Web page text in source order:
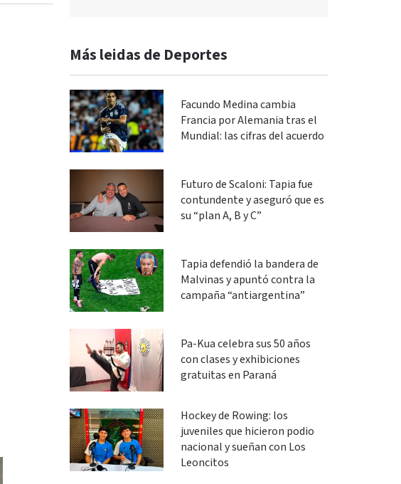
Más leidas de Deportes
Facundo Medina cambia
Francia por Alemania tras el
Mundial: las cifras del acuerdo
Futuro de Scaloni: Tapia fue
contundente y aseguró que es
su “plan A, B y C”
Tapia defendió la bandera de
Malvinas y apuntó contra la
campaña “antiargentina”
Pa-Kua celebra sus 50 años
con clases y exhibiciones
gratuitas en Paraná
Hockey de Rowing: los
juveniles que hicieron podio
nacional y sueñan con Los
Leoncitos